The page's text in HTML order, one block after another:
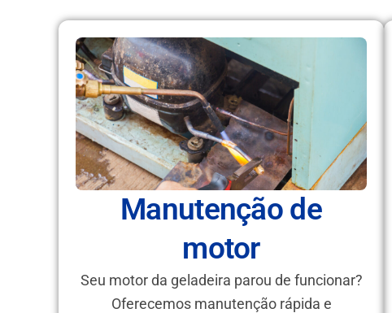
Manutenção de
motor
Seu motor da geladeira parou de funcionar?
Oferecemos manutenção rápida e